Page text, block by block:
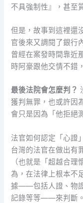
不具強制性』，甚至
但是，故事到這裡
官後來又調閱了銀行
曾經在案發時間靠近
時阿豪跟他交情不錯
最後法院會怎麼判？
獲判無罪，也或許
會只是因為「他拒絕
法官如何認定「心證
台灣的法官在做出有
（也就是「超越合
為，在法律上根本不
據——包括人證、物
記錄等等——來判斷。